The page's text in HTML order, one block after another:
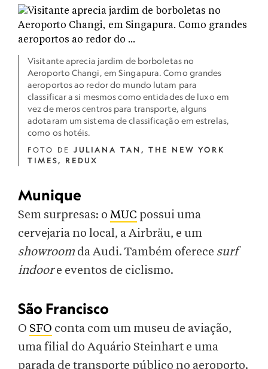
Visitante aprecia jardim de borboletas no
Aeroporto Changi, em Singapura. Como grandes
aeroportos ao redor do mundo lutam para
classificar a si mesmos como entidades de luxo em
vez de meros centros para transporte, alguns
adotaram um sistema de classificação em estrelas,
como os hotéis.
FOTO DE JULIANA TAN, T​HE NEW YORK
TIMES, REDUX
Munique
Sem surpresas: o MUC possui uma
cervejaria no local, a Airbräu, e um
showroom da Audi. Também oferece surf
indoore eventos de ciclismo.
São Francisco
O SFO conta com um museu de aviação,
uma filial do Aquário Steinhart e uma
parada de transporte público no aeroporto.